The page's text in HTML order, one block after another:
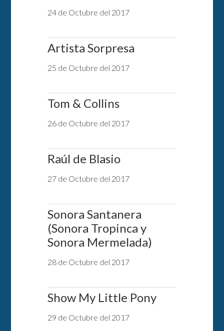
24 de Octubre del 2017
Artista Sorpresa
25 de Octubre del 2017
Tom & Collins
26 de Octubre del 2017
Raúl de Blasio
27 de Octubre del 2017
Sonora Santanera
(Sonora Tropinca y
Sonora Mermelada)
28 de Octubre del 2017
Show My Little Pony
29 de Octubre del 2017